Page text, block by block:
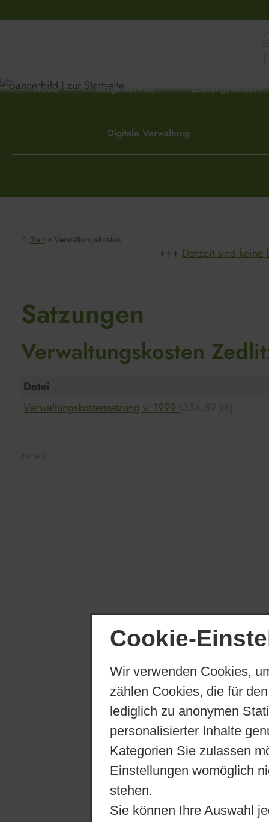
Cookie-
Wir verwenden Cookies,
zählen Cookies, die für
lediglich zu anonymen
personalisierter Inhalte
Kategorien Sie zulassen
Einstellungen womöglich
stehen.
Sie können Ihre Auswahl
Home Bürgerservice Zahlungsverkehr
Digitale Verwaltung
Start Verwaltungskosten
Derzeit sind keine
Satzungen
Verwaltungskosten
Datei
Verwaltungskostensatzung v. 1999
zurück